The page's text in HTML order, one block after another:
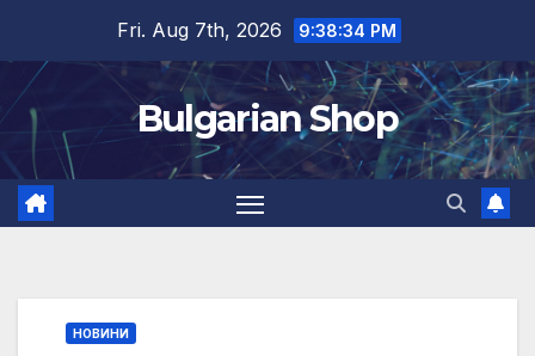
content
Fri. Aug 7th, 2026 9:38:35 PM
Bulgarian Shop
НОВИНИ